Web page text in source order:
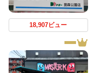
18,907ビュー